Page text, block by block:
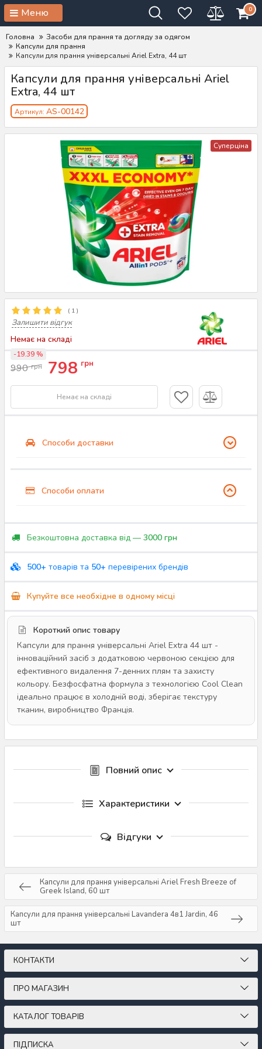
Меню 0
Головна
Засоби для прання та догляду за одягом
Капсули для прання
Капсули для прання універсальні Ariel Extra, 44 шт
Капсули для прання універсальні Ariel
Extra, 44 шт
Артикул: AS-00142
Суперціна
( 1 )
Залишити відгук
Немає на складі
990 грн 798 грн
-19.39 %
Немає на складі
Способи доставки
Способи оплати
Безкоштовна доставка від — 3000 грн
500+ товарів та 50+ перевірених брендів
Купуйте все необхідне в одному місці
Короткий опис товару
Капсули для прання універсальні Ariel Extra 44 шт -
інноваційний засіб з додатковою червоною секцією для
ефективного видалення 7-денних плям та захисту
кольору. Безфосфатна формула з технологією Cool Clean
ідеально працює в холодній воді, зберігає текстуру
тканин, виробництво Франція.
Повний опис
Характеристики
Відгуки
Капсули для прання універсальні Ariel Fresh Breeze of
Greek Island, 60 шт
Капсули для прання універсальні Lavandera 4в1 Jardin, 46
шт
КОНТАКТИ
ПРО МАГАЗИН
КАТАЛОГ ТОВАРІВ
ПІДПИСКА